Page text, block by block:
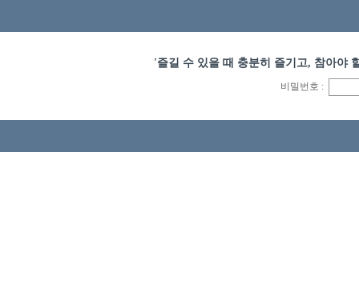
'즐길 수 있을 때 충분히 즐기고, 참아야
비밀번호 :